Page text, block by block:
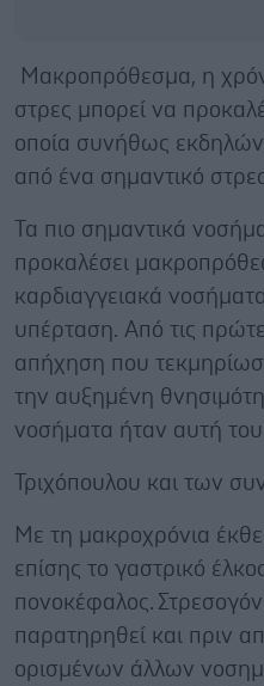
Μακροπρόθεσμα, η
στρες μπορεί να
οποία συνήθως
από ένα σημαντικό
Τα πιο σημαντικά
προκαλέσει
καρδιαγγειακά
υπέρταση. Από τις
απήχηση που
την αυξημένη
νοσήματα ήταν αυτή
Τριχόπουλου και των
Με τη μακροχρόνια
επίσης το γαστρικό
πονοκέφαλος.
παρατηρηθεί και πριν
ορισμένων άλλων